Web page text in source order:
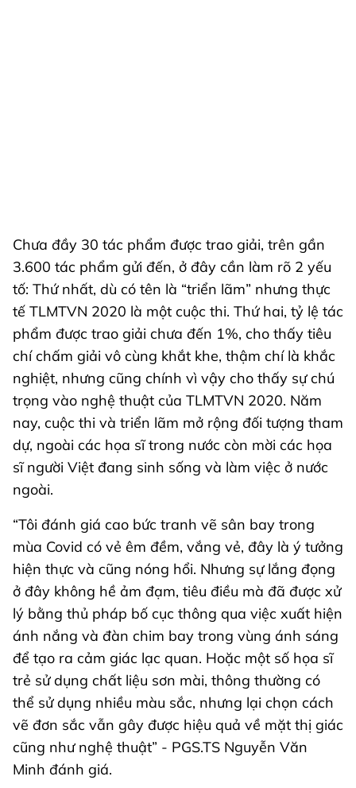
Chưa đầy 30 tác phẩm được trao giải, trên gần
3.600 tác phẩm gửi đến, ở đây cần làm rõ 2 yếu
tố: Thứ nhất, dù có tên là “triển lãm” nhưng thực
tế TLMTVN 2020 là một cuộc thi. Thứ hai, tỷ lệ tác
phẩm được trao giải chưa đến 1%, cho thấy tiêu
chí chấm giải vô cùng khắt khe, thậm chí là khắc
nghiệt, nhưng cũng chính vì vậy cho thấy sự chú
trọng vào nghệ thuật của TLMTVN 2020. Năm
nay, cuộc thi và triển lãm mở rộng đối tượng tham
dự, ngoài các họa sĩ trong nước còn mời các họa
sĩ người Việt đang sinh sống và làm việc ở nước
ngoài.
“Tôi đánh giá cao bức tranh vẽ sân bay trong
mùa Covid có vẻ êm đềm, vắng vẻ, đây là ý tưởng
hiện thực và cũng nóng hổi. Nhưng sự lắng đọng
ở đây không hề ảm đạm, tiêu điều mà đã được xử
lý bằng thủ pháp bố cục thông qua việc xuất hiện
ánh nắng và đàn chim bay trong vùng ánh sáng
để tạo ra cảm giác lạc quan. Hoặc một số họa sĩ
trẻ sử dụng chất liệu sơn mài, thông thường có
thể sử dụng nhiều màu sắc, nhưng lại chọn cách
vẽ đơn sắc vẫn gây được hiệu quả về mặt thị giác
cũng như nghệ thuật” - PGS.TS Nguyễn Văn
Minh đánh giá.